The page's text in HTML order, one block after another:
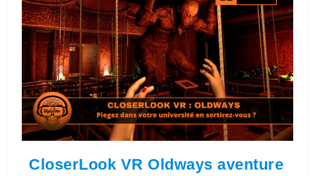
CloserLook VR Oldways aventure